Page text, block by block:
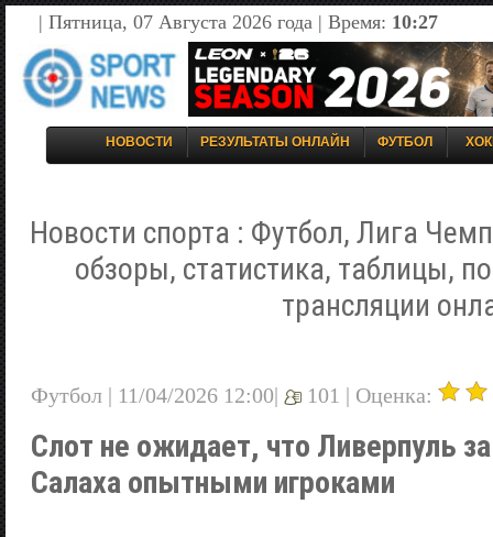
| Пятница, 07 Августа 2026 года | Время: 10:27
НОВОСТИ РЕЗУЛЬТАТЫ ОНЛАЙН ФУТБОЛ
Новости спорта : Футбол, Лига
обзоры, статистика, таблицы,
трансляции
Футбол | 11/04/2026 12:00| 101 | Оценка:
Слот не ожидает, что Ливерпуль
Салаха опытными игроками